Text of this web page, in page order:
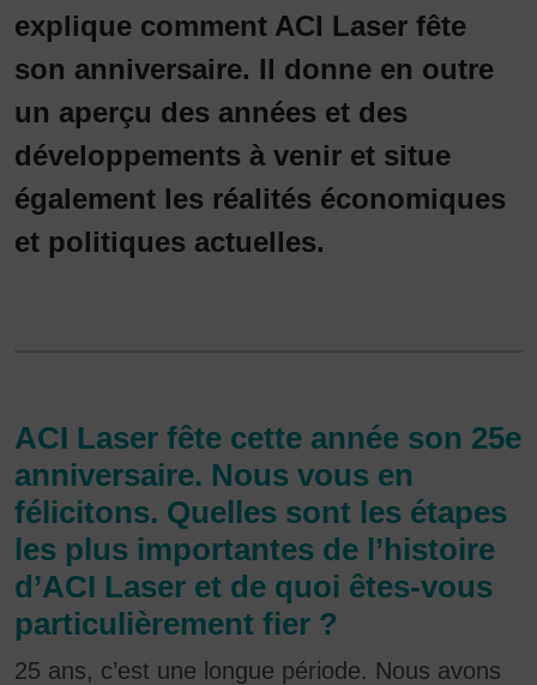
explique comment ACI Laser fête
son anniversaire. Il donne en outre
un aperçu des années et des
développements à venir et situe
également les réalités économiques
et politiques actuelles.
ACI Laser fête cette année son 25e
anniversaire. Nous vous en
félicitons. Quelles sont les étapes
les plus importantes de l’histoire
d’ACI Laser et de quoi êtes-vous
particulièrement fier ?
25 ans, c’est une longue période. Nous avons